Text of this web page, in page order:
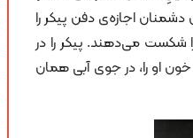
اجازه‌ی دفن پیکر را
شکست می‌دهند. پیکر را در
او را، در جوی آبی همان